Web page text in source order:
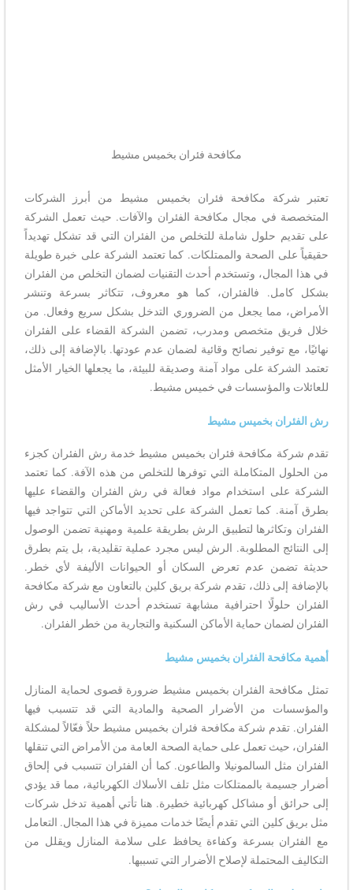
مكافحة فئران بخميس مشيط
تعتبر شركة مكافحة فئران بخميس مشيط من أبرز الشركات
المتخصصة في مجال مكافحة الفئران والآفات. حيث تعمل الشركة
على تقديم حلول شاملة للتخلص من الفئران التي قد تشكل تهديداً
حقيقياً على الصحة والممتلكات. كما تعتمد الشركة على خبرة طويلة
في هذا المجال، وتستخدم أحدث التقنيات لضمان التخلص من الفئران
بشكل كامل. فالفئران، كما هو معروف، تتكاثر بسرعة وتنشر
الأمراض، مما يجعل من الضروري التدخل بشكل سريع وفعال. من
خلال فريق متخصص ومدرب، تضمن الشركة القضاء على الفئران
نهائيًا، مع توفير نصائح وقائية لضمان عدم عودتها. بالإضافة إلى ذلك،
تعتمد الشركة على مواد آمنة وصديقة للبيئة، ما يجعلها الخيار الأمثل
للعائلات والمؤسسات في خميس مشيط.
رش الفئران بخميس مشيط
تقدم شركة مكافحة فئران بخميس مشيط خدمة رش الفئران كجزء
من الحلول المتكاملة التي توفرها للتخلص من هذه الآفة. كما تعتمد
الشركة على استخدام مواد فعالة في رش الفئران والقضاء عليها
بطرق آمنة. كما تعمل الشركة على تحديد الأماكن التي تتواجد فيها
الفئران وتكاثرها لتطبيق الرش بطريقة علمية ومهنية تضمن الوصول
إلى النتائج المطلوبة. الرش ليس مجرد عملية تقليدية، بل يتم بطرق
حديثة تضمن عدم تعرض السكان أو الحيوانات الأليفة لأي خطر.
بالإضافة إلى ذلك، تقدم شركة بريق كلين بالتعاون مع شركة مكافحة
الفئران حلولًا احترافية مشابهة تستخدم أحدث الأساليب في رش
الفئران لضمان حماية الأماكن السكنية والتجارية من خطر الفئران.
أهمية مكافحة الفئران بخميس مشيط
تمثل مكافحة الفئران بخميس مشيط ضرورة قصوى لحماية المنازل
والمؤسسات من الأضرار الصحية والمادية التي قد تتسبب فيها
الفئران. تقدم شركة مكافحة فئران بخميس مشيط حلاً فعّالاً لمشكلة
الفئران، حيث تعمل على حماية الصحة العامة من الأمراض التي تنقلها
الفئران مثل السالمونيلا والطاعون. كما أن الفئران تتسبب في إلحاق
أضرار جسيمة بالممتلكات مثل تلف الأسلاك الكهربائية، مما قد يؤدي
إلى حرائق أو مشاكل كهربائية خطيرة. هنا تأتي أهمية تدخل شركات
مثل بريق كلين التي تقدم أيضًا خدمات مميزة في هذا المجال. التعامل
مع الفئران بسرعة وكفاءة يحافظ على سلامة المنازل ويقلل من
التكاليف المحتملة لإصلاح الأضرار التي تسببها.